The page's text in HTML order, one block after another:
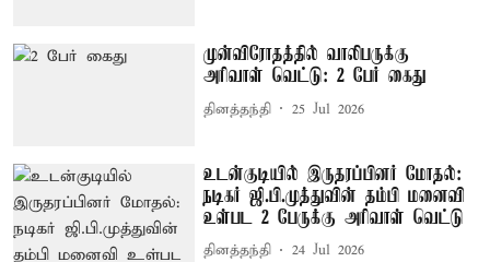
முன்விரோதத்தில் வாலிபருக்கு
அரிவாள் வெட்டு: 2 பேர் கைது
தினத்தந்தி 25 Jul 2026
உடன்குடியில் இருதரப்பினர் மோதல்:
நடிகர் ஜி.பி.முத்துவின் தம்பி மனைவி
உள்பட 2 பேருக்கு அரிவாள் வெட்டு
தினத்தந்தி 24 Jul 2026